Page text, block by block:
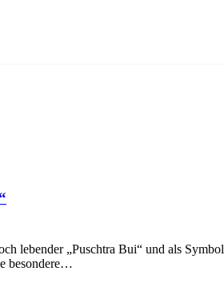
lebender „Puschtra Bui“ und als
besondere…